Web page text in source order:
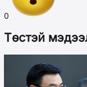
0
Төстэй